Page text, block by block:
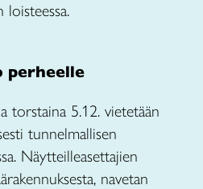
loisteessa.
perheelle
torstaina 5.12. vietetään
tunnelmallisen
Näytteilleasettajien
navetan